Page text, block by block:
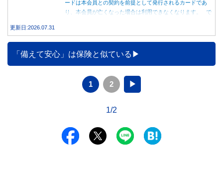
ードは本会員との契約を前提として発行されるカードであ
り、本会員が亡くなった場合は利用できなくなります。 で
族が行うべき手続きについて分かりやすく解説します。
更新日:2026.07.31
「備えて安心」は保険と似ている
1 2 ▶
1/2